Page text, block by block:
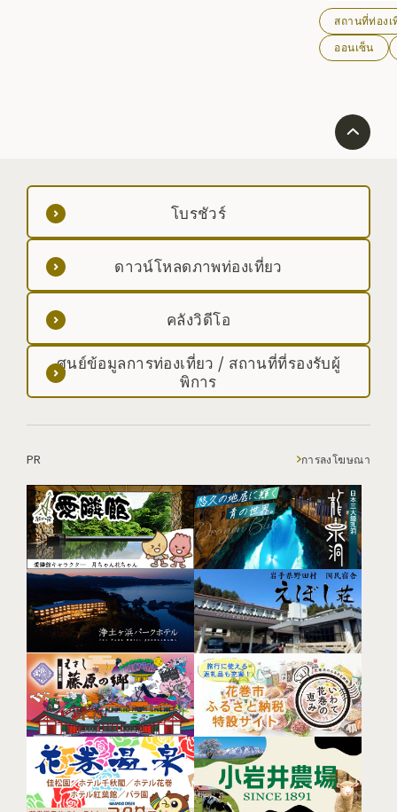
เต่าเนื้อนิ่ม มีบ
สถานที่ท่องเ
ออนเซ็น
โบรชัวร์
ดาวน์โหลดภาพท่องเที่ยว
คลังวิดีโอ
ศูนย์ข้อมูลการท่องเที่ยว / สถานที่ที่รองรับผู้
พิการ
PR การลงโฆษณา